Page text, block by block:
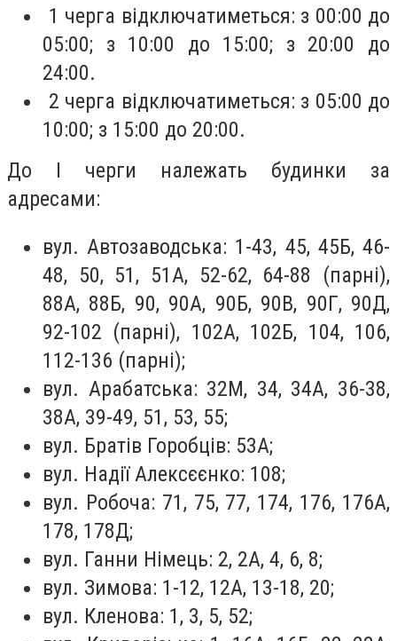
1 черга відключатиметься: з 00:00 до
05:00; з 10:00 до 15:00; з 20:00 до
24:00.
2 черга відключатиметься: з 05:00 до
10:00; з 15:00 до 20:00.
До І черги належать будинки за
адресами:
вул. Автозаводська: 1-43, 45, 45Б, 46-
48, 50, 51, 51А, 52-62, 64-88 (парні),
88А, 88Б, 90, 90А, 90Б, 90В, 90Г, 90Д,
92-102 (парні), 102А, 102Б, 104, 106,
112-136 (парні);
вул. Арабатська: 32М, 34, 34А, 36-38,
38А, 39-49, 51, 53, 55;
вул. Братів Горобців: 53А;
вул. Надії Алексєєнко: 108;
вул. Робоча: 71, 75, 77, 174, 176, 176А,
178, 178Д;
вул. Ганни Німець: 2, 2А, 4, 6, 8;
вул. Зимова: 1-12, 12А, 13-18, 20;
вул. Кленова: 1, 3, 5, 52;